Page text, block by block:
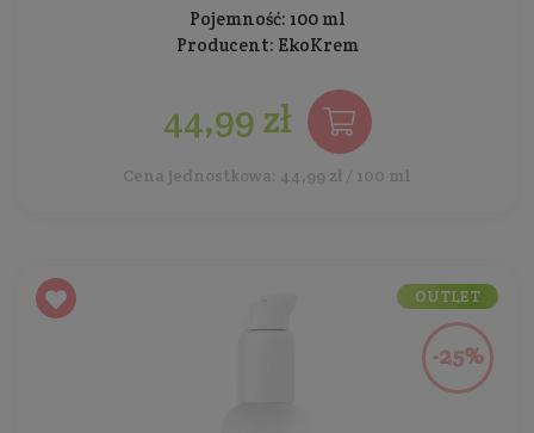
Pojemność: 100 ml
Producent: EkoKrem
44,99 zł
Cena jednostkowa: 44,99 zł / 100 ml
OUTLET
-25%